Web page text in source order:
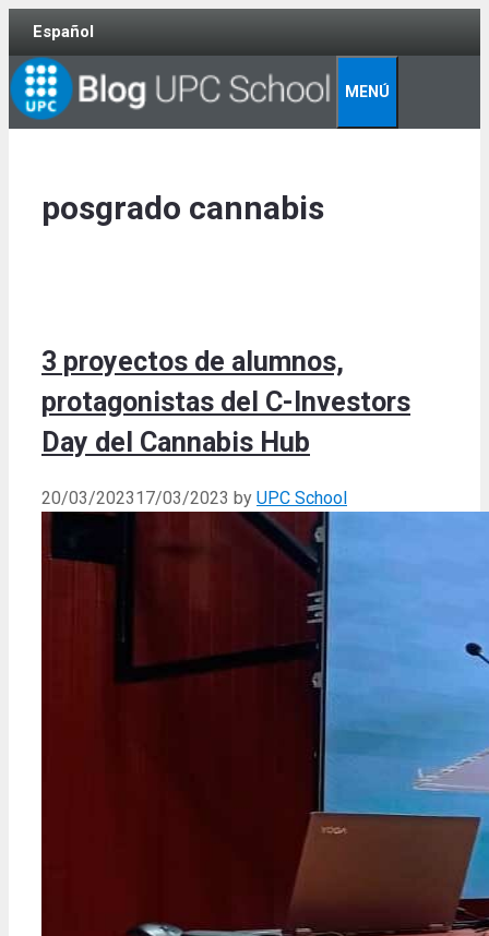
Skip
content
Español
MENÚ
posgrado cannabis
3 proyectos de alumnos,
protagonistas del C-Investors
Day del Cannabis Hub
20/03/202317/03/2023 by UPC School